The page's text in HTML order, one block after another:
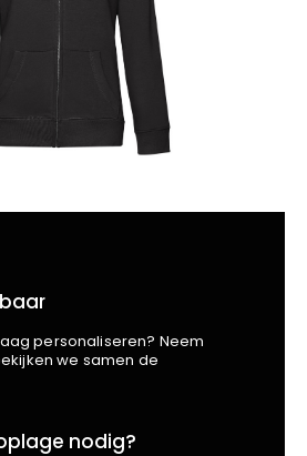
Wellness Kapper
personaliseren? Neem
we samen de
nodig?